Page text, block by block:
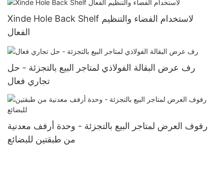
Xinde Hole Back Shelf لاستخدام الفضاء والتنظيم
الفعال
رف عرض البقالة الفولاذي لمتاجر البيع بالتجزئة - حل
تجاري فعال
رفوف العرض لمتاجر البيع بالتجزئة - وحدة أرفف معدنية
من طبقتين للبضائع